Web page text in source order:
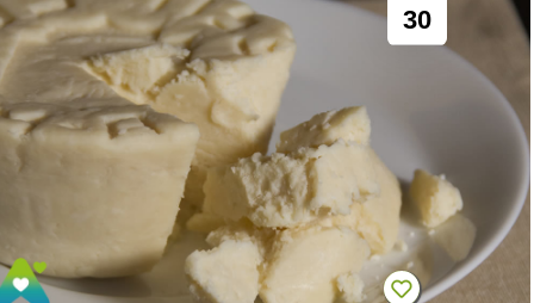
TIENDA
AGENDA
OFERTAS
CONTACTO
30